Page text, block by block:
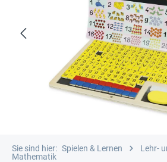
Sie sind hier: Spielen & Lernen
Lehr-
Mathematik